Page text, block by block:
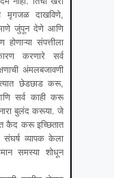
मृगजळ दाखविणे,
जुंपून देणे आणि
होणाऱ्या संपत्तीला
करणारे सर्व
अंमलबजावणी
छेडछाड करू,
सर्व काही करू
नारा बुलंद करूया. जे
कैद करू इच्छितात
व्यापक केला
समस्या शोधून